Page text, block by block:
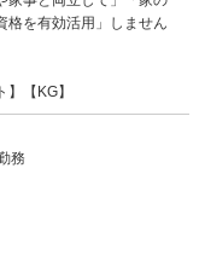
格を有効活用」しません
】【KG】
務